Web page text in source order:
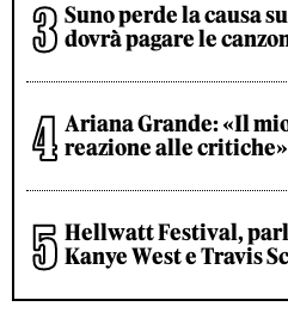
Suno perde la causa
dovrà pagare le
Ariana Grande: «Il
reazione alle critiche»
Hellwatt Festival,
Kanye West e Travis